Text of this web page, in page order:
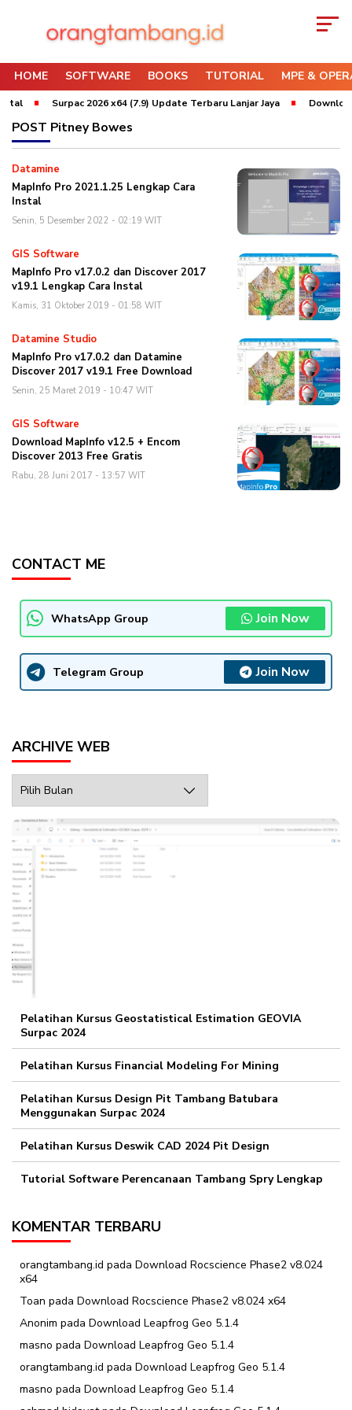
HOME SOFTWARE BOOKS TUTORIAL MPE &
Surpac 2026 x64 (7.9) Update Terbaru Lanjar Jaya
POST Pitney Bowes
Datamine
MapInfo Pro 2021.1.25 Lengkap Cara
Instal
Senin, 5 Desember 2022 - 02:19 WIT
GIS Software
MapInfo Pro v17.0.2 dan Discover 2017
v19.1 Lengkap Cara Instal
Kamis, 31 Oktober 2019 - 01:58 WIT
Datamine Studio
MapInfo Pro v17.0.2 dan Datamine
Discover 2017 v19.1 Free Download
Senin, 25 Maret 2019 - 10:47 WIT
GIS Software
Download MapInfo v12.5 + Encom
Discover 2013 Free Gratis
Rabu, 28 Juni 2017 - 13:57 WIT
CONTACT ME
WhatsApp Group Join Now
Telegram Group Join Now
ARCHIVE WEB
Web
Pelatihan Kursus Geostatistical Estimation GEOVIA
Surpac 2024
Pelatihan Kursus Financial Modeling For Mining
Pelatihan Kursus Design Pit Tambang Batubara
Menggunakan Surpac 2024
Pelatihan Kursus Deswik CAD 2024 Pit Design
Tutorial Software Perencanaan Tambang Spry Lengkap
KOMENTAR TERBARU
orangtambang.id pada Download Rocscience Phase2 v8.024
x64
Toan pada Download Rocscience Phase2 v8.024 x64
Anonim pada Download Leapfrog Geo 5.1.4
masno pada Download Leapfrog Geo 5.1.4
orangtambang.id pada Download Leapfrog Geo 5.1.4
masno pada Download Leapfrog Geo 5.1.4